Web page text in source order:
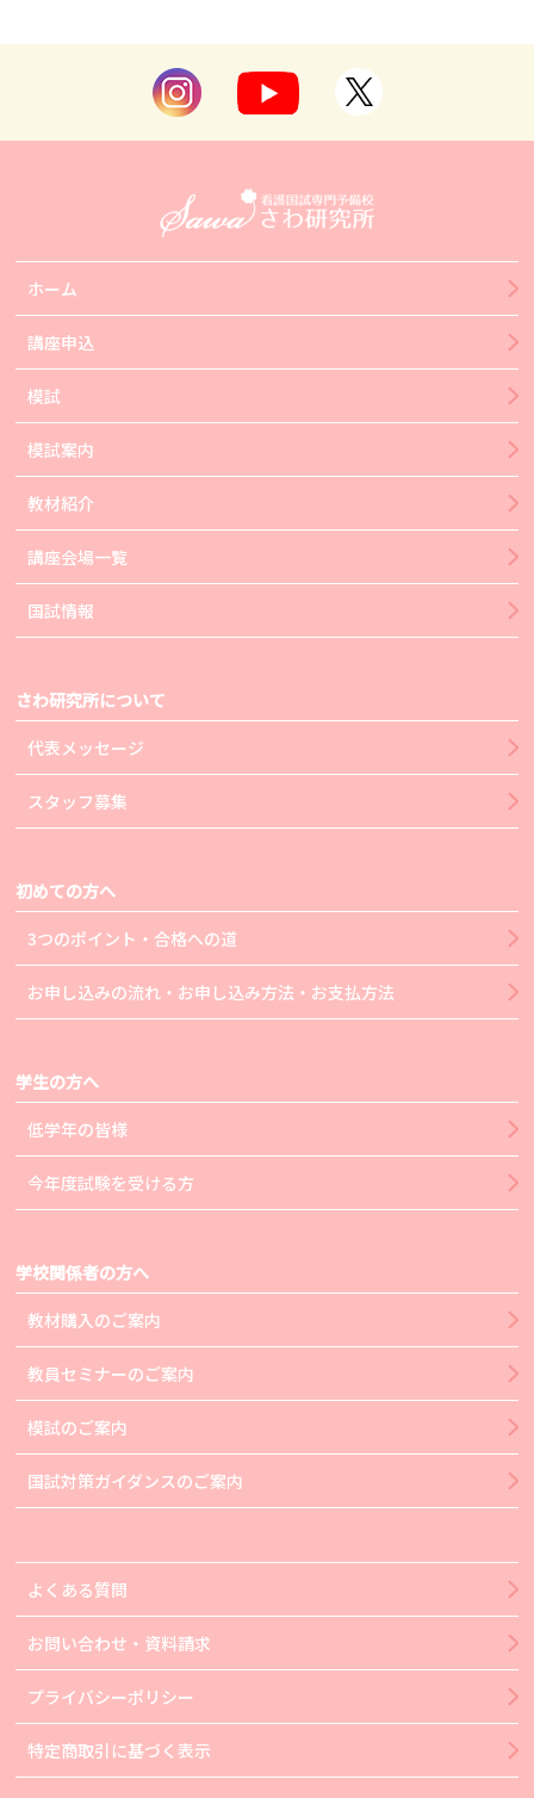
ホーム
講座申込
模試
模試案内
教材紹介
講座会場一覧
国試情報
さわ研究所について
代表メッセージ
スタッフ募集
初めての方へ
3つのポイント・合格への道
お申し込みの流れ・お申し込み方法・お支払方法
学生の方へ
低学年の皆様
今年度試験を受ける方
学校関係者の方へ
教材購入のご案内
教員セミナーのご案内
模試のご案内
国試対策ガイダンスのご案内
よくある質問
お問い合わせ・資料請求
プライバシーポリシー
特定商取引に基づく表示